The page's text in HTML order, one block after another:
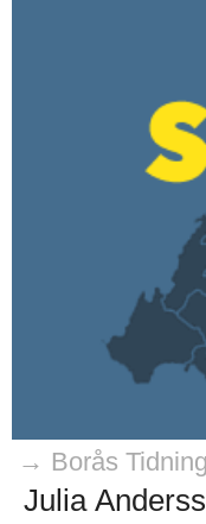
→ Borås
Julia